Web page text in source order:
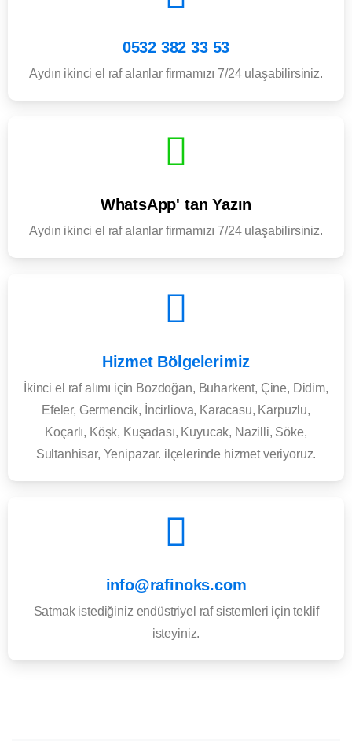
0532 382 33 53
Aydın ikinci el raf alanlar firmamızı 7/24 ulaşabilirsiniz.
WhatsApp' tan Yazın
Aydın ikinci el raf alanlar firmamızı 7/24 ulaşabilirsiniz.
Hizmet Bölgelerimiz
İkinci el raf alımı için Bozdoğan, Buharkent, Çine, Didim,
Efeler, Germencik, İncirliova, Karacasu, Karpuzlu,
Koçarlı, Köşk, Kuşadası, Kuyucak, Nazilli, Söke,
Sultanhisar, Yenipazar. ilçelerinde hizmet veriyoruz.
info@rafinoks.com
Satmak istediğiniz endüstriyel raf sistemleri için teklif
isteyiniz.